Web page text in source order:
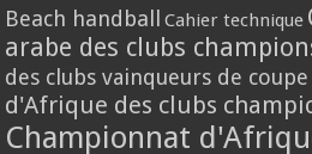
Beach handball Cahier technique
arabe des clubs
des clubs vainqueurs de coupe
d'Afrique des clubs
Championnat